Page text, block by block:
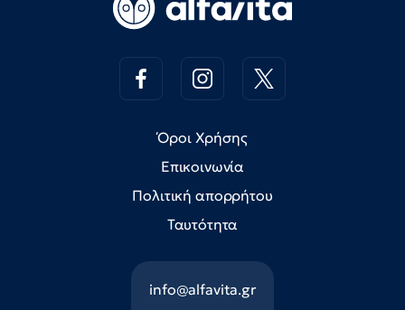
Όροι Χρήσης
Επικοινωνία
Πολιτική απορρήτου
Ταυτότητα
info@alfavita.gr